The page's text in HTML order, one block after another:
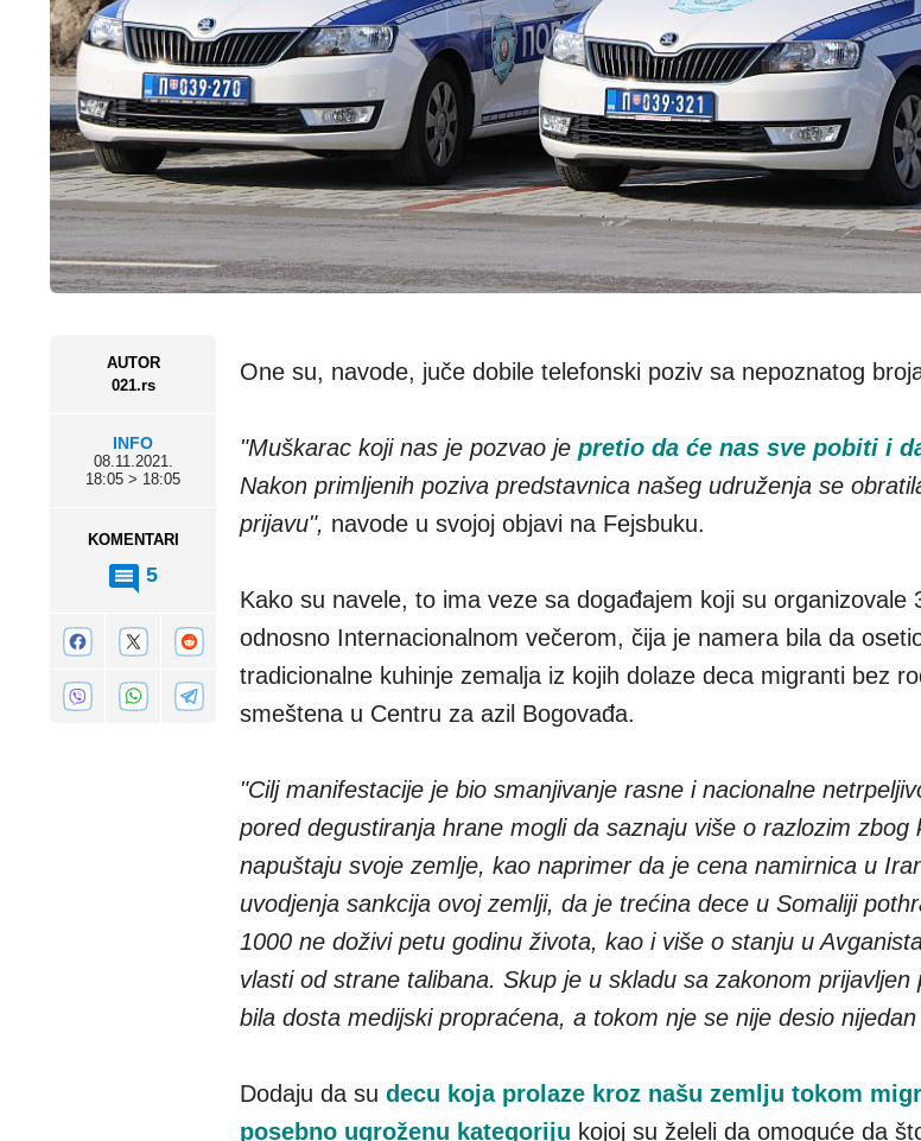
AUTOR
021.rs
INFO
08.11.2021.
18:05 > 18:05
KOMENTARI
5
One su, navode, juče dobile telefonski poziv sa nepoznatog
"Muškarac koji nas je pozvao je pretio da će nas sve pobiti i
Nakon primljenih poziva predstavnica našeg udruženja se
prijavu", navode u svojoj objavi na Fejsbuku.
Kako su navele, to ima veze sa događajem koji su organizovale
odnosno Internacionalnom večerom, čija je namera bila da
tradicionalne kuhinje zemalja iz kojih dolaze deca migranti bez
smeštena u Centru za azil Bogovađa.
"Cilj manifestacije je bio smanjivanje rasne i nacionalne
pored degustiranja hrane mogli da saznaju više o razlozim zbog
napuštaju svoje zemlje, kao naprimer da je cena namirnica u
uvodjenja sankcija ovoj zemlji, da je trećina dece u Somaliji
1000 ne doživi petu godinu života, kao i više o stanju u
vlasti od strane talibana. Skup je u skladu sa zakonom prijavljen
bila dosta medijski propraćena, a tokom nje se nije desio
Dodaju da su decu koja prolaze kroz našu zemlju tokom
posebno ugroženu kategoriju kojoj su želeli da omoguće da